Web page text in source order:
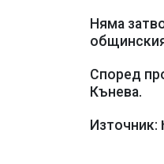
Няма
Според
Кънева.
Източник: